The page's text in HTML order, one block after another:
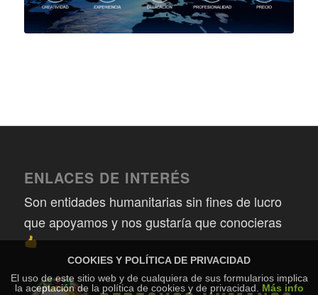
ENLACES DE INTERÉS
Son entidades humanitarias sin fines de lucro
que apoyamos y nos gustaría que conocieras
COOKIES Y POLÍTICA DE PRIVACIDAD
El uso de este sitio web y de cualquiera de sus formularios implica
la aceptación de la política de cookies y de privacidad. Más info